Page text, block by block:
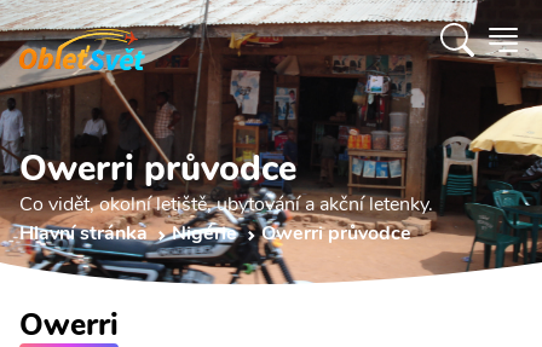
Owerri průvodce
Co vidět, okolní letiště, ubytování a akční letenky.
Hlavní stránka
Nigérie Owerri průvodce
Owerri